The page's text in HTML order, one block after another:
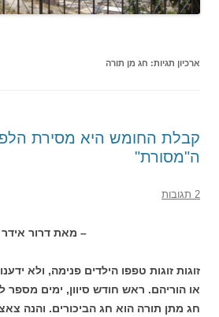
ארכיון תגיות: חג מן תורה
קבלת החומש היא מסירת
ה"מסורת"
2 תגובות
– מאת דרור אידר
זוגות זוגות טפפו הילדים פנימה, ולא
או הוריהם. ראש חודש סיוון, ימים מספר
חג מתן תורה הוא חג הביכורים. והנה